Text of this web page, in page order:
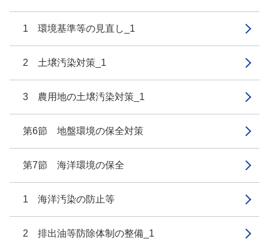
1 環境基準等の見直し_1
2 土壌汚染対策_1
3 農用地の土壌汚染対策_1
第6節 地盤環境の保全対策
第7節 海洋環境の保全
1 海洋汚染の防止等
2 排出油等防除体制の整備_1